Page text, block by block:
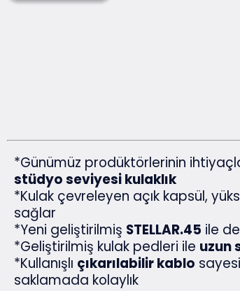
*Günümüz prodüktörlerinin
stüdyo seviyesi kulaklık
*Kulak çevreleyen açık kapsül,
sağlar
*Yeni geliştirilmiş STELLAR.45 ile
*Geliştirilmiş kulak pedleri ile uzun
*Kullanışlı çıkarılabilir kablo
saklamada kolaylık